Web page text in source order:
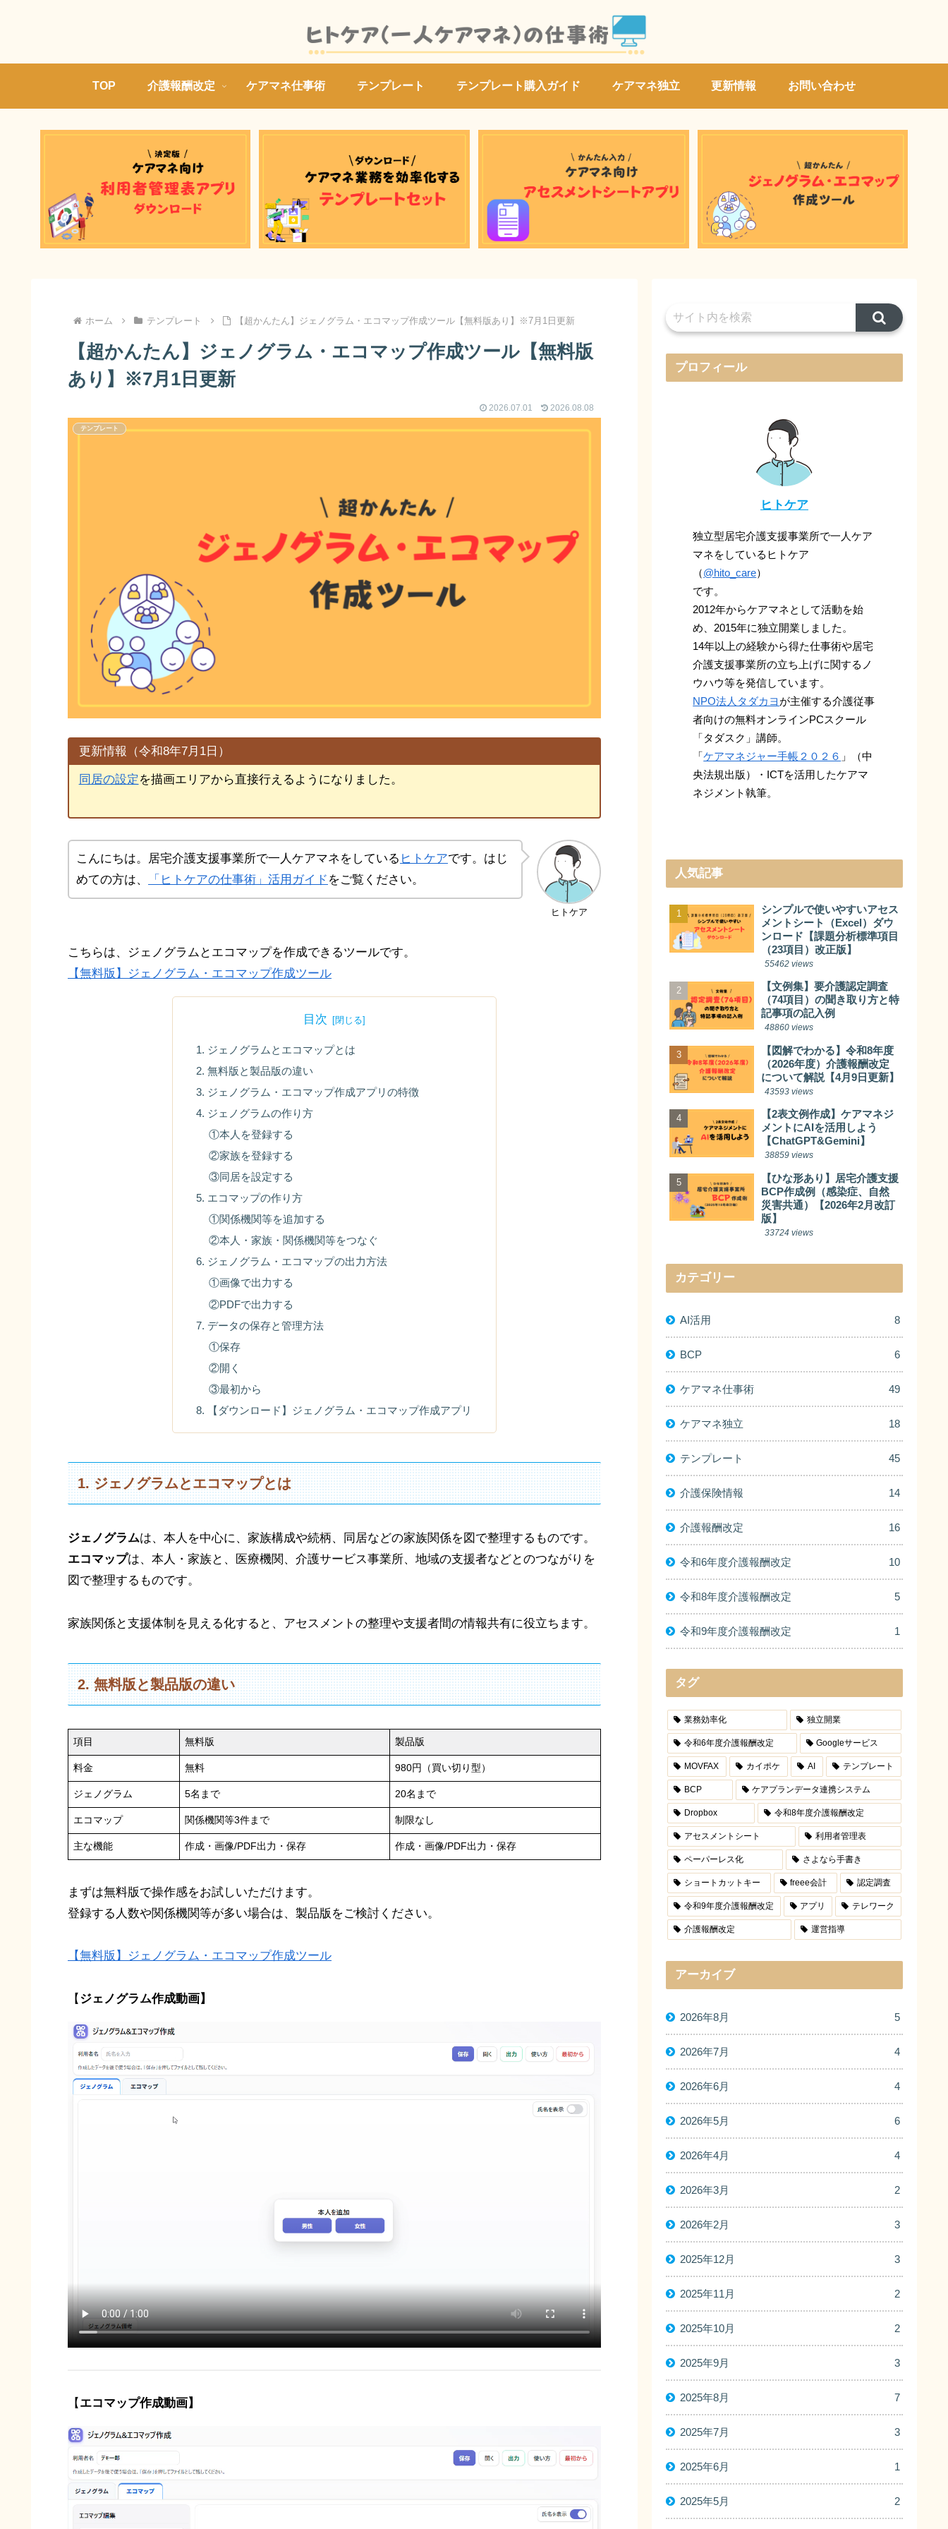
TOP 介護報酬改定 ケアマネ仕事術 テンプレート テンプレート購入ガイド ケアマネ独立 更新情報 お問い合わせ
ホーム テンプレート 【超かんたん】ジェノグラム・エコマップ作成ツール【無料版あり】※7月1日更新
【超かんたん】ジェノグラム・エコマップ作成ツール【無料版
あり】※7月1日更新
2026.07.01 2026.08.08
テンプレート
更新情報（令和8年7月1日）
同居の設定 を描画エリアから直接行えるようになりました。
ヒトケア
こんにちは。居宅介護支援事業所で一人ケアマネをしている ヒトケアです。はじ
めての方は、
「ヒトケアの仕事術」活用ガイド をご覧ください。
こちらは、ジェノグラムとエコマップを作成できるツールです。
【無料版】ジェノグラム・エコマップ作成ツール
目次
1. ジェノグラムとエコマップとは
2. 無料版と製品版の違い
3. ジェノグラム・エコマップ作成アプリの特徴
4. ジェノグラムの作り方
①本人を登録する
②家族を登録する
③同居を設定する
5. エコマップの作り方
①関係機関等を追加する
②本人・家族・関係機関等をつなぐ
6. ジェノグラム・エコマップの出力方法
①画像で出力する
②PDFで出力する
7. データの保存と管理方法
①保存
②開く
③最初から
8. 【ダウンロード】ジェノグラム・エコマップ作成アプリ
1. ジェノグラムとエコマップとは
ジェノグラムは、本人を中心に、家族構成や続柄、同居などの家族関係を図で整理するものです。
エコマップは、本人・家族と、医療機関、介護サービス事業所、地域の支援者などとのつながりを
図で整理するものです。
家族関係と支援体制を見える化すると、アセスメントの整理や支援者間の情報共有に役立ちます。
2. 無料版と製品版の違い
項目 無料版 製品版
料金 無料 980円（買い切り型）
ジェノグラム 5名まで 20名まで
エコマップ 関係機関等3件まで 制限なし
主な機能 作成・画像/PDF出力・保存 作成・画像/PDF出力・保存
まずは無料版で操作感をお試しいただけます。
登録する人数や関係機関等が多い場合は、製品版をご検討ください。
【無料版】ジェノグラム・エコマップ作成ツール
【 ジェノグラム作成動画】
【 エコマップ作成動画】
プロフィール
ヒトケア
独立型居宅介護支援事業所で一人ケア
マネをしているヒトケア
（@hito_care）
です。
2012年からケアマネとして活動を始
め、2015年に独立開業しました。
14年以上の経験から得た仕事術や居宅
介護支援事業所の立ち上げに関するノ
ウハウ等を発信しています。
NPO法人タダカヨ が主催する介護従事
者向けの無料オンラインPCスクール
「タダスク」講師。
「ケアマネジャー手帳２０２６ 」（中
央法規出版）・ICTを活用したケアマ
ネジメント執筆。
人気記事
シンプルで使いやすいアセス
メントシート（Excel）ダウ
ンロード【課題分析標準項目
（23項目）改正版】
55462 views
【文例集】要介護認定調査
（74項目）の聞き取り方と特
記事項の記入例
48860 views
【図解でわかる】令和8年度
（2026年度）介護報酬改定
について解説【4月9日更新】
43593 views
【2表文例作成】ケアマネジ
メントにAIを活用しよう
【ChatGPT&Gemini】
38859 views
【ひな形あり】居宅介護支援
BCP作成例（感染症、自然
災害共通）【2026年2月改訂
版】
33724 views
カテゴリー
AI活用 8
BCP 6
ケアマネ仕事術 49
ケアマネ独立 18
テンプレート 45
介護保険情報 14
介護報酬改定 16
令和6年度介護報酬改定 10
令和8年度介護報酬改定 5
令和9年度介護報酬改定 1
タグ
業務効率化 独立開業
令和6年度介護報酬改定 Googleサービス
MOVFAX カイポケ AI テンプレート
BCP ケアプランデータ連携システム
Dropbox 令和8年度介護報酬改定
アセスメントシート 利用者管理表
ペーパーレス化 さよなら手書き
ショートカットキー freee会計 認定調査
令和9年度介護報酬改定 アプリ テレワーク
介護報酬改定 運営指導
アーカイブ
2026年8月 5
2026年7月 4
2026年6月 4
2026年5月 6
2026年4月 4
2026年3月 2
2026年2月 3
2025年12月 3
2025年11月 2
2025年10月 2
2025年9月 3
2025年8月 7
2025年7月 3
2025年6月 1
2025年5月 2